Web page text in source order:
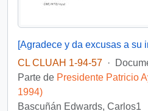
CL CLUAH 1-94-57 ·
Parte de Presidente Patricio
1994)
Bascuñán Edwards, Carlos1